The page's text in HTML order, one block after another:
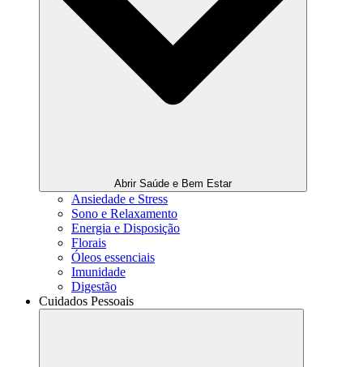
Abrir Saúde e Bem Estar
Ansiedade e Stress
Sono e Relaxamento
Energia e Disposição
Florais
Óleos essenciais
Imunidade
Digestão
Cuidados Pessoais